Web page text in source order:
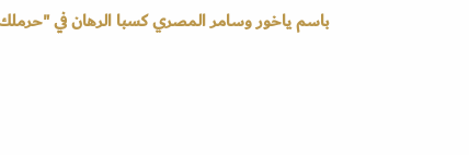
باسم ياخور وسامر المصري كسبا الرهان في